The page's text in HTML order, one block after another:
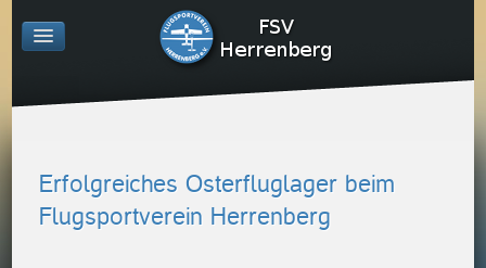
Erfolgreiches Osterfluglager beim
Flugsportverein Herrenberg